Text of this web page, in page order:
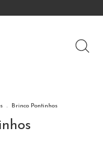
. Brinco Pontinhos